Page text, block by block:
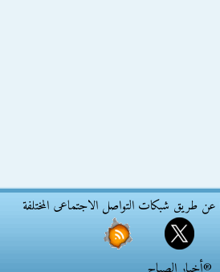
عن طريق شبكات التواصل الاجتماعى المختلفة